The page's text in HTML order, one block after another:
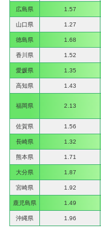
広島県 1.57
山口県 1.27
徳島県 1.68
香川県 1.52
愛媛県 1.35
高知県 1.43
福岡県 2.13
佐賀県 1.56
長崎県 1.32
熊本県 1.71
大分県 1.87
宮崎県 1.92
鹿児島県 1.49
沖縄県 1.96